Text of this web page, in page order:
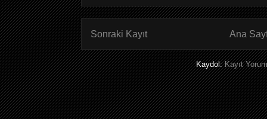
Sonraki Kayıt Ana
Kaydol:Kayıt